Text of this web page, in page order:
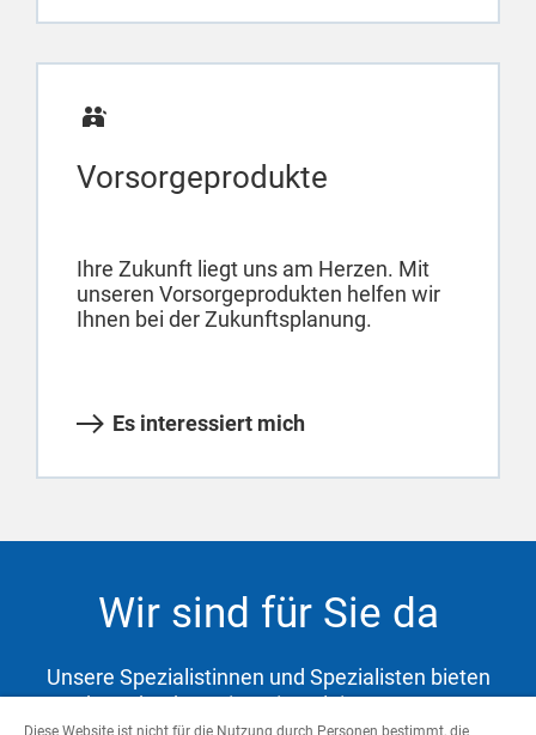
Vorsorgeprodukte
Ihre Zukunft liegt uns am Herzen. Mit
unseren Vorsorgeprodukten helfen wir
Ihnen bei der Zukunftsplanung.
Es interessiert mich
Wir sind für Sie da
Unsere Spezialistinnen und Spezialisten bieten
Ihnen hochwertige Dienstleistungen zur
Diese Website ist nicht für die Nutzung durch Personen bestimmt, die